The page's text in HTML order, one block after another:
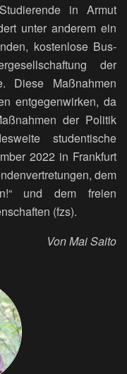
in Armut
unter anderem ein
kostenlose Bus-
der
Diese Maßnahmen
entgegenwirken, da
der Politik
studentische
2022 in Frankfurt
dem
und dem freien
(fzs).
Von Mai Saito